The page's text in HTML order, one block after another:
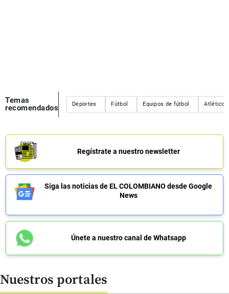
Temas
recomendados
Deportes Fútbol Equipos de fútbol Atlético
Regístrate a nuestro newsletter
Siga las noticias de EL COLOMBIANO desde Google
News
Únete a nuestro canal de Whatsapp
Nuestros portales